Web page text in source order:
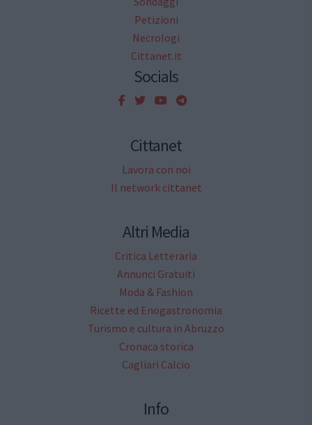
Petizioni
Necrologi
Cittanet.it
Socials
Cittanet
Lavora con noi
Il network cittanet
Altri Media
Critica Letteraria
Annunci Gratuiti
Moda & Fashion
Ricette ed Enogastronomia
Turismo e cultura in Abruzzo
Cronaca storica
Cagliari Calcio
Info